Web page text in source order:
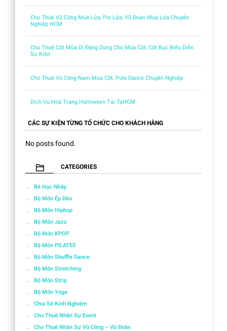
Cho Thuê Vũ Công Múa Lửa, Poi Lửa, Vũ Đoàn Múa Lửa Chuyên
Nghiệp HCM
Cho Thuê Cột Múa Di Động Dùng Cho Múa Cột, Cột Bục Biểu Diễn
Sự Kiện
Cho Thuê Vũ Công Nam Múa Cột, Pole Dance Chuyên Nghiệp
Dịch Vụ Hoá Trang Halloween Tại TpHCM
CÁC SỰ KIỆN TỪNG TỔ CHỨC CHO KHÁCH HÀNG
No posts found.
CATEGORIES
Bé Học Nhảy
Bộ Môn Ép Dẻo
Bộ Môn Hiphop
Bộ Môn Jazz
Bộ Môn KPOP
Bộ Môn PILATES
Bộ Môn Shuffle Dance
Bộ Môn Stretching
Bộ Môn Strip
Bộ Môn Yoga
Chia Sẻ Kinh Nghiệm
Cho Thuê Nhân Sự Event
Cho Thuê Nhân Sự Vũ Công – Vũ Đoàn